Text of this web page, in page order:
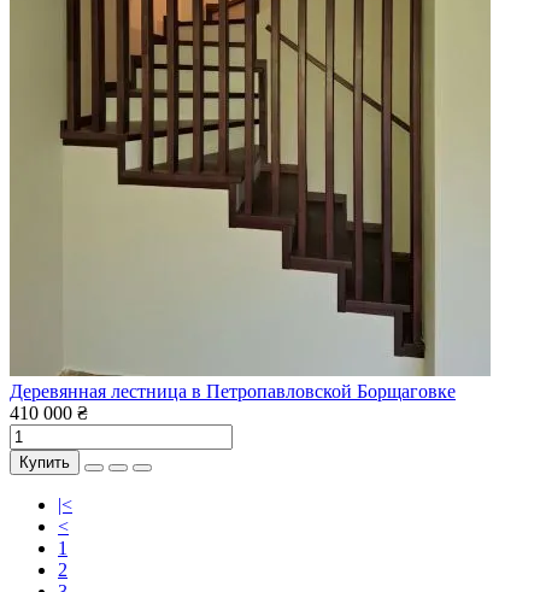
Деревянная лестница в Петропавловской Борщаговке
410 000 ₴
Купить
|<
<
1
2